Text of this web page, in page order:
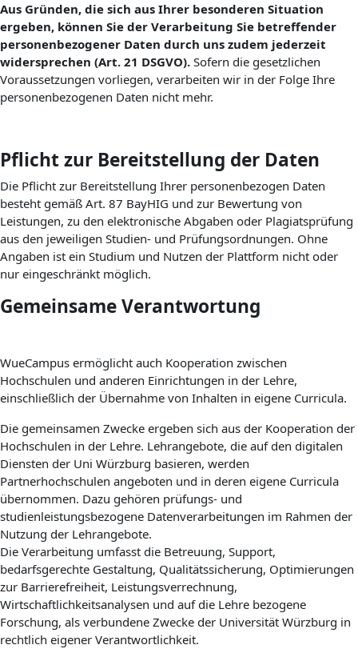
Aus Gründen, die sich aus Ihrer besonderen Situation
ergeben, können Sie der Verarbeitung Sie betreffender
personenbezogener Daten durch uns zudem jederzeit
widersprechen (Art. 21 DSGVO). Sofern die gesetzlichen
Voraussetzungen vorliegen, verarbeiten wir in der Folge Ihre
personenbezogenen Daten nicht mehr.
Pflicht zur Bereitstellung der Daten
Die Pflicht zur Bereitstellung Ihrer personenbezogen Daten
besteht gemäß Art. 87 BayHIG und zur Bewertung von
Leistungen, zu den elektronische Abgaben oder Plagiatsprüfung
aus den jeweiligen Studien- und Prüfungsordnungen. Ohne
Angaben ist ein Studium und Nutzen der Plattform nicht oder
nur eingeschränkt möglich.
Gemeinsame Verantwortung
WueCampus ermöglicht auch Kooperation zwischen
Hochschulen und anderen Einrichtungen in der Lehre,
einschließlich der Übernahme von Inhalten in eigene Curricula.
Die gemeinsamen Zwecke ergeben sich aus der Kooperation der
Hochschulen in der Lehre. Lehrangebote, die auf den digitalen
Diensten der Uni Würzburg basieren, werden
Partnerhochschulen angeboten und in deren eigene Curricula
übernommen. Dazu gehören prüfungs- und
studienleistungsbezogene Datenverarbeitungen im Rahmen der
Nutzung der Lehrangebote.
Die Verarbeitung umfasst die Betreuung, Support,
bedarfsgerechte Gestaltung, Qualitätssicherung, Optimierungen
zur Barrierefreiheit, Leistungsverrechnung,
Wirtschaftlichkeitsanalysen und auf die Lehre bezogene
Forschung, als verbundene Zwecke der Universität Würzburg in
rechtlich eigener Verantwortlichkeit.